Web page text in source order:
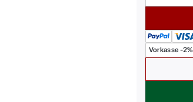
Vorkasse -2%